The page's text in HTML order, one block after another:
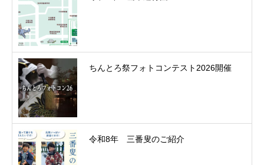
ちんとろ祭フォトコンテスト2026開催
令和8年 三番叟のご紹介